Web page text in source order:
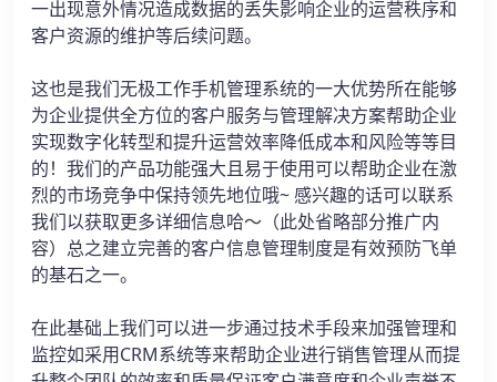
一出现意外情况造成数据的丢失影响企业的运营秩序和
客户资源的维护等后续问题。
这也是我们无极工作手机管理系统的一大优势所在能够
为企业提供全方位的客户服务与管理解决方案帮助企业
实现数字化转型和提升运营效率降低成本和风险等等目
的！我们的产品功能强大且易于使用可以帮助企业在激
烈的市场竞争中保持领先地位哦~ 感兴趣的话可以联系
我们以获取更多详细信息哈～（此处省略部分推广内
容）总之建立完善的客户信息管理制度是有效预防飞单
的基石之一。
在此基础上我们可以进一步通过技术手段来加强管理和
监控如采用CRM系统等来帮助企业进行销售管理从而提